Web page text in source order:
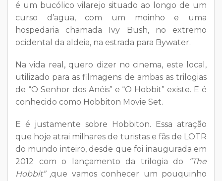
é um bucólico vilarejo situado ao longo de um
curso d’agua, com um moinho e uma
hospedaria chamada Ivy Bush, no extremo
ocidental da aldeia, na estrada para Bywater.
Na vida real, quero dizer no cinema, este local,
utilizado para as filmagens de ambas as trilogias
de “O Senhor dos Anéis” e “O Hobbit” existe. E é
conhecido como Hobbiton Movie Set.
E é justamente sobre Hobbiton. Essa atração
que hoje atrai milhares de turistas e fãs de LOTR
do mundo inteiro, desde que foi inaugurada em
2012 com o lançamento da trilogia do
“The
Hobbit” ,que vamos conhecer um pouquinho